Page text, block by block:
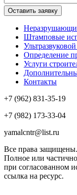
Штамповые
Определение
Услуги
Контакты
+7 (962) 831-35-19
+7 (982) 173-33-04
yamalcntr@list.ru
Все права защищены.
Полное или
при согласованном
ссылка на ресурс.